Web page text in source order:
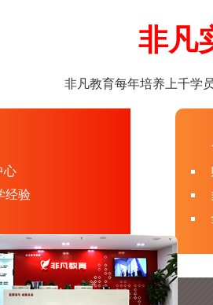
非凡
非凡教育每年培养上千学
心
经验